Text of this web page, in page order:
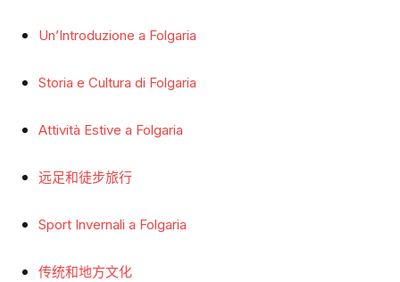
Un’Introduzione a Folgaria
Storia e Cultura di Folgaria
Attività Estive a Folgaria
远足和徒步旅行
Sport Invernali a Folgaria
传统和地方文化